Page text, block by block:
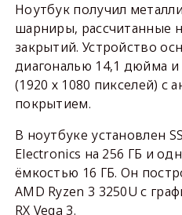
Ноутбук получил
шарниры, рассчитанные
закрытий. Устройство
диагональю 14,1 дюйма
(1920 х 1080 пикселей) с
покрытием.
В ноутбуке установлен
Electronics на 256 ГБ и
ёмкостью 16 ГБ. Он
AMD Ryzen 3 3250U с
RX Vega 3.